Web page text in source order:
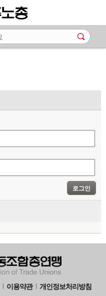
로그인
이용약관 개인정보처리방침